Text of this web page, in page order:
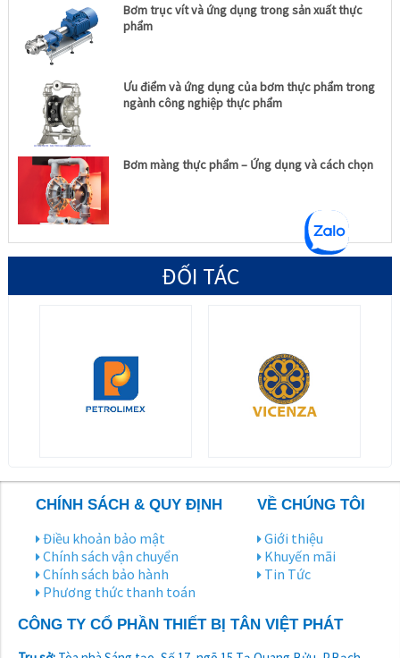
Bơm trục vít và ứng dụng trong sản xuất thực
phẩm
Ưu điểm và ứng dụng của bơm thực phẩm trong
ngành công nghiệp thực phẩm
Bơm màng thực phẩm – Ứng dụng và cách chọn
ĐỐI TÁC
CHÍNH SÁCH & QUY ĐỊNH
Điều khoản bảo mật
Chính sách vận chuyển
Chính sách bảo hành
Phương thức thanh toán
VỀ CHÚNG TÔI
Giới thiệu
Khuyến mãi
Tin Tức
CÔNG TY CỔ PHẦN THIẾT BỊ TÂN VIỆT PHÁT